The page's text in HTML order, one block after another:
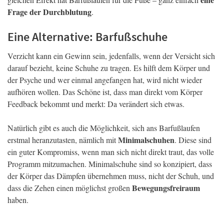
Frage der Durchblutung.
Eine Alternative: Barfußschuhe
Verzicht kann ein Gewinn sein, jedenfalls, wenn der Versicht sich
darauf bezieht, keine Schuhe zu tragen. Es hilft dem Körper und
der Psyche und wer einmal angefangen hat, wird nicht wieder
aufhören wollen. Das Schöne ist, dass man direkt vom Körper
Feedback bekommt und merkt: Da verändert sich etwas.
Natürlich gibt es auch die Möglichkeit, sich ans Barfußlaufen
erstmal heranzutasten, nämlich mitMinimalschuhen. Diese sind
ein guter Kompromiss, wenn man sich nicht direkt traut, das volle
Programm mitzumachen. Minimalschuhe sind so konzipiert, dass
der Körper das Dämpfen übernehmen muss, nicht der Schuh, und
dass die Zehen einen möglichst großen Bewegungsfreiraum
haben.